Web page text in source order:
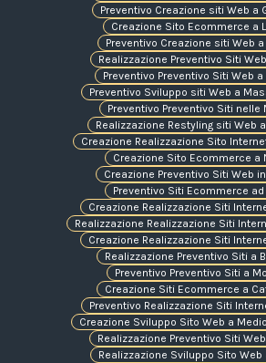
Preventivo Creazione siti Web a
Creazione Sito Ecommerce a
Preventivo Creazione siti Web a
Realizzazione Preventivo Siti
Preventivo Preventivo Siti Web
Preventivo Sviluppo siti Web a
Preventivo Preventivo Siti nelle
Realizzazione Restyling siti Web
Creazione Realizzazione Sito
Creazione Sito Ecommerce a
Creazione Preventivo Siti Web
Preventivo Siti Ecommerce ad
Creazione Realizzazione Siti
Realizzazione Realizzazione Siti
Creazione Realizzazione Siti
Realizzazione Preventivo Siti a
Preventivo Preventivo Siti a
Creazione Siti Ecommerce a
Preventivo Realizzazione Siti
Creazione Sviluppo Sito Web a
Realizzazione Preventivo Siti
Realizzazione Sviluppo Sito Web